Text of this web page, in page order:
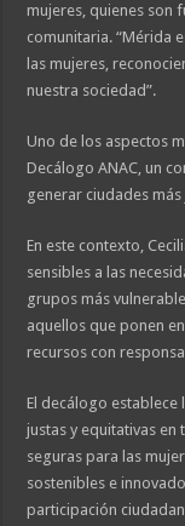
mujeres, quienes son
comunitaria. “Mérida
las mujeres,
nuestra sociedad”.
Uno de los aspectos
Decálogo ANAC, un
generar ciudades
En este contexto,
sensibles a las
grupos más
aquellos que ponen
recursos con
El decálogo
justas y equitativas en
seguras para las
sostenibles e
participación